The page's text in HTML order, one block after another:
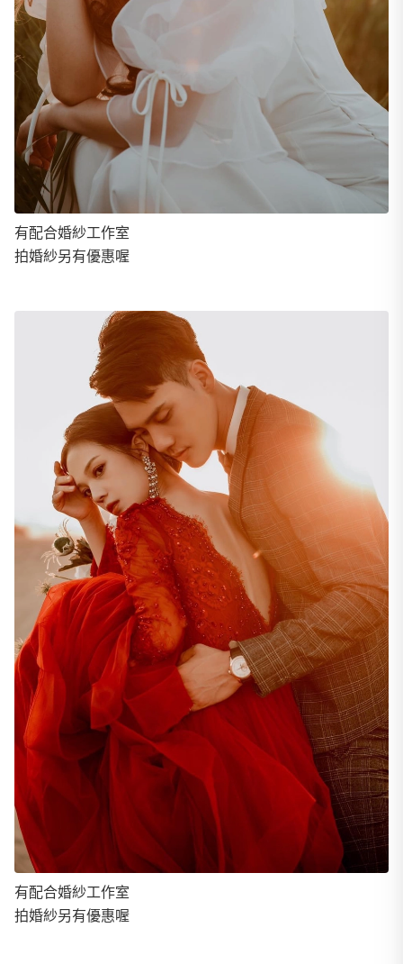
有配合婚紗工作室
拍婚紗另有優惠喔
有配合婚紗工作室
拍婚紗另有優惠喔